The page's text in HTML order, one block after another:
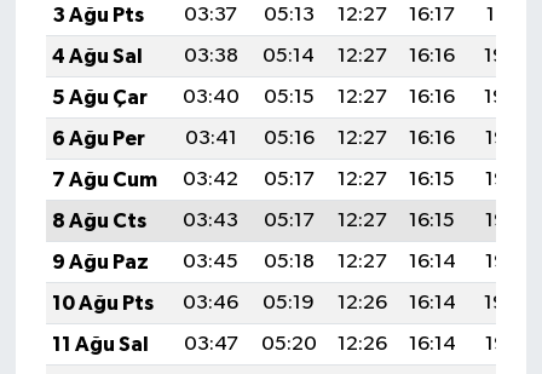
3 Ağu Pts
03:37 05:13 12:27 16:17
19:31
4 Ağu Sal
03:38 05:14 12:27 16:16
19:30
5 Ağu Çar
03:40 05:15 12:27 16:16
19:29
6 Ağu Per
03:41 05:16 12:27 16:16
19:28
7 Ağu Cum
03:42 05:17 12:27 16:15
19:27
8 Ağu Cts
03:43 05:17 12:27 16:15
19:26
9 Ağu Paz
03:45 05:18 12:27 16:14
19:25
10 Ağu Pts
03:46 05:19 12:26 16:14
19:24
11 Ağu Sal
03:47 05:20 12:26 16:14
19:22